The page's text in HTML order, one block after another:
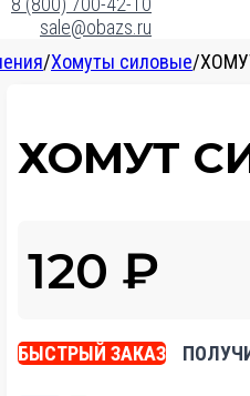
sale@obazs.ru
/Хомуты силовые/
ХОМУТ
120 ₽
БЫСТРЫЙ ЗАКАЗ